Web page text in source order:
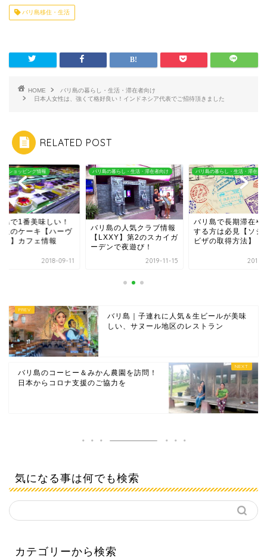
バリ島移住・生活
HOME
バリ島の暮らし・生活・滞在者向け
日本人女性は、強くて格好良い！インドネシア代表でご招待頂きました
RELATED POST
の暮らし・生活・滞在者向け
島の人気クラブ情報
】第2のスカイガ
ンで夜遊び！
2019-11-15
バリ島の暮らし・生活・滞在者向け
バリ島で長期滞在や留学
する方は必見【ソシアル
ビザの取得方法】
2018-04-14
お土産・ショッピング情報
バリ島で1番美味し
最高級のケーキ【ハ
ェスト】カフェ情報
2018-
バリ島｜子連れに人気＆生ビールが美味
しい、サヌール地区のレストラン
バリ島のコーヒー＆みかん農園を訪問！
日本からコロナ支援のご協力を
気になる事は何でも検索
カテゴリーから検索